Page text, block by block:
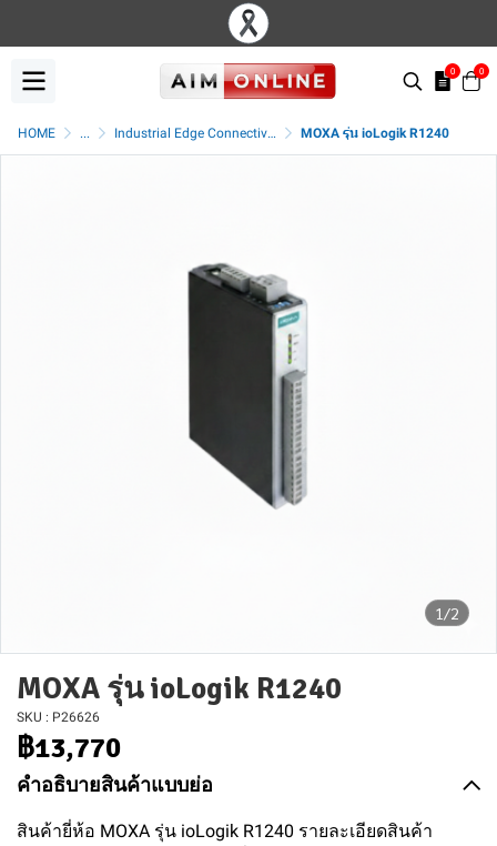
0 0
HOME ... Industrial Edge Connectivity MOXA รุ่น ioLogik R1240
1/2
MOXA รุ่น ioLogik R1240
SKU : P26626
฿13,770
คำอธิบายสินค้าแบบย่อ
สินค้ายี่ห้อ MOXA รุ่น ioLogik R1240 รายละเอียดสินค้า